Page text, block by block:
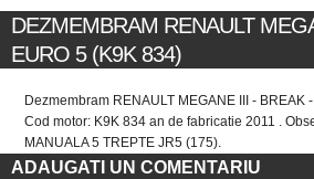
DEZMEMBRAM RENAULT
EURO 5 (K9K 834)
Dezmembram RENAULT MEGANE III - BREAK
Cod motor: K9K 834 an de fabricatie 2011 .
MANUALA 5 TREPTE JR5 (175).
ADAUGATI UN COMENTARIU